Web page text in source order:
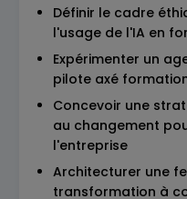
Définir le cadre
l'usage de l'IA en
Expérimenter un
pilote axé
Concevoir une
au changement
l'entreprise
Architecturer une
transformation à